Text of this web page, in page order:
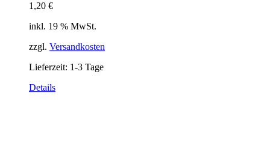
1,20 €
inkl. 19 % MwSt.
zzgl. Versandkosten
Lieferzeit: 1-3 Tage
Details